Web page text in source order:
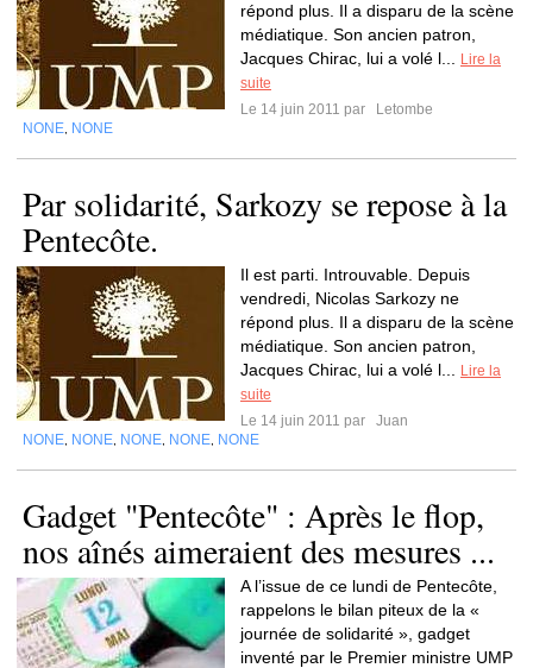
répond plus. Il a disparu de la scène
médiatique. Son ancien patron,
Jacques Chirac, lui a volé l...
Lire la
suite
Le 14 juin 2011 par
Letombe
NONE NONE
Par solidarité, Sarkozy se repose à la
Pentecôte.
Il est parti. Introuvable. Depuis
vendredi, Nicolas Sarkozy ne
répond plus. Il a disparu de la scène
médiatique. Son ancien patron,
Jacques Chirac, lui a volé l...
Lire la
suite
Le 14 juin 2011 par
Juan
NONE NONE NONE NONE NONE
Gadget "Pentecôte" : Après le flop,
nos aînés aimeraient des mesures ...
A l’issue de ce lundi de Pentecôte,
rappelons le bilan piteux de la «
journée de solidarité », gadget
inventé par le Premier ministre UMP